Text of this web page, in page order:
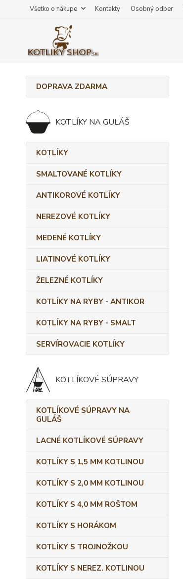
Všetko o nákupe Kontakty Osobný odber
DOPRAVA ZDARMA
KOTLÍKY NA GULÁŠ
KOTLÍKY
SMALTOVANÉ KOTLÍKY
ANTIKOROVÉ KOTLÍKY
NEREZOVÉ KOTLÍKY
MEDENÉ KOTLÍKY
LIATINOVÉ KOTLÍKY
ŽELEZNÉ KOTLÍKY
KOTLÍKY NA RYBY - ANTIKOR
KOTLÍKY NA RYBY - SMALT
SERVÍROVACIE KOTLÍKY
KOTLÍKOVÉ SÚPRAVY
KOTLÍKOVÉ SÚPRAVY NA
GULÁŠ
LACNÉ KOTLÍKOVÉ SÚPRAVY
KOTLÍKY S 1,5 MM KOTLINOU
KOTLÍKY S 2,0 MM KOTLINOU
KOTLÍKY S 4,0 MM ROŠTOM
KOTLÍKY S HORÁKOM
KOTLÍKY S TROJNOŽKOU
KOTLÍKY S NEREZ. KOTLINOU